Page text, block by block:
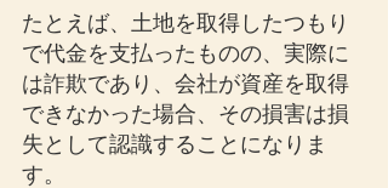
たとえば、土地を取得したつもり
で代金を支払ったものの、実際に
は詐欺であり、会社が資産を取得
できなかった場合、その損害は損
失として認識することになりま
す。